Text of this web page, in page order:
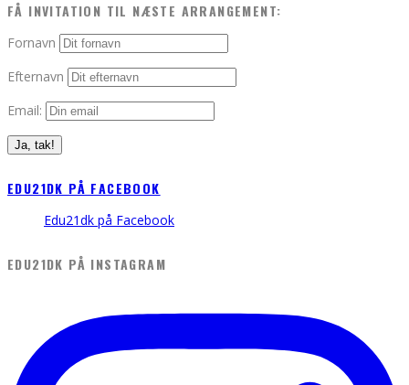
FÅ INVITATION TIL NÆSTE ARRANGEMENT:
Fornavn
Efternavn
Email:
EDU21DK PÅ FACEBOOK
Edu21dk på Facebook
EDU21DK PÅ INSTAGRAM